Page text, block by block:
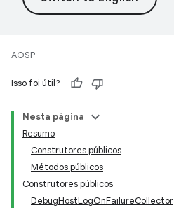
AOSP
Isso foi útil?
Nesta página
Resumo
Construtores públicos
Métodos públicos
Construtores públicos
DebugHostLogOnFailureCollector